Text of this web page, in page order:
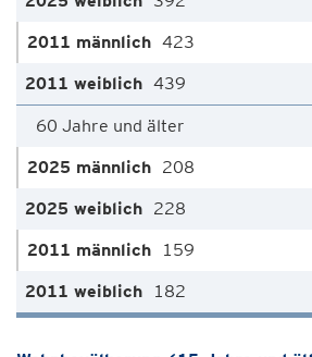
423
439
60 Jahre und älter
208
228
159
182